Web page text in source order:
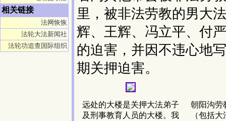
相关链接
法网恢恢
法轮大法新闻社
法轮功追查国际组织
里，被非法劳教的男大
辉、王辉、冯立平、付
的迫害，并因不违心地
期关押迫害。
远处的大楼是关押大法弟子
及刑事教育人员的大楼。我
朝阳沟劳
（包括